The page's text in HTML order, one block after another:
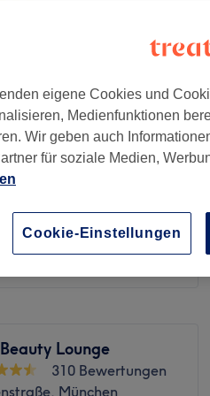
35 €
50 €
40 €
49,50 €
55 €
Lounge
310 Bewertungen
München
eigene Cookies und
Medienfunktionen
Wir geben auch
für soziale Medien,
Cookie-Einstellungen